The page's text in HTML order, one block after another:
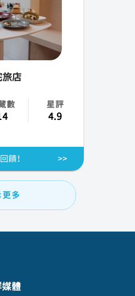
店
數 星評
4.9
饋！
多
體